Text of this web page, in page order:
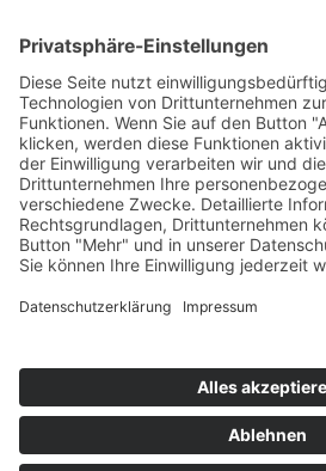
Kontakt
Mitglied werden!
Impressum
Datenschutz
Copyright 2023. All rights